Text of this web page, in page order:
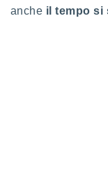
anche il tempo si